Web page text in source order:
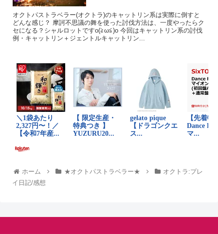
オクトパストラベラー(オクトラ)のキャットリン系は実際に倒すと
どんな感じ？ 摩訶不思議の舞を使った討伐方法は、一度やったらク
セになる？シャルロットですo(≧ω≦)o 今回はキャットリン系の討伐
例・キャットリン＋ジェントルキャットリン...
ホーム ★オクトパストラベラー★
オクトラ:プレ
イ日記/感想